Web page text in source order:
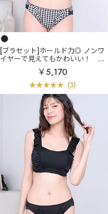
[ブラセット]ホールド力◎ ノンワ
イヤーで見えてもかわいい！
小
さく見せる ギンガムチェック フ
リル ノンワイヤー ブラジャー&
ショーツ (グラマーサイズ)
￥5,170
(3)